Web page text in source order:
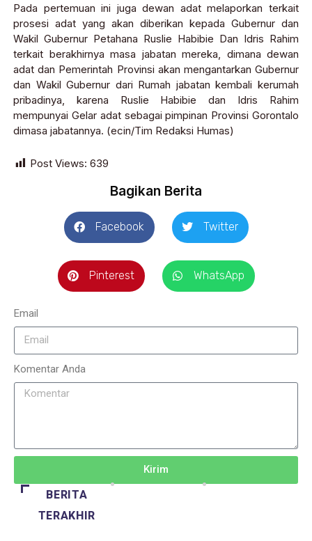
Pada pertemuan ini juga dewan adat melaporkan terkait
prosesi adat yang akan diberikan kepada Gubernur dan
Wakil Gubernur Petahana Ruslie Habibie Dan Idris Rahim
terkait berakhirnya masa jabatan mereka, dimana dewan
adat dan Pemerintah Provinsi akan mengantarkan Gubernur
dan Wakil Gubernur dari Rumah jabatan kembali kerumah
pribadinya, karena Ruslie Habibie dan Idris Rahim
mempunyai Gelar adat sebagai pimpinan Provinsi Gorontalo
dimasa jabatannya. (ecin/Tim Redaksi Humas)
Post Views: 639
Bagikan Berita
Facebook Twitter
Pinterest WhatsApp
Email
Komentar Anda
Kirim
BERITA
TERAKHIR